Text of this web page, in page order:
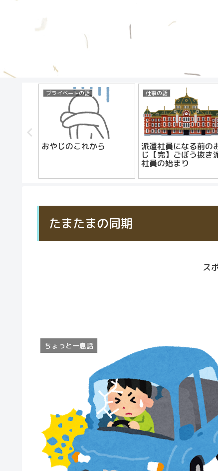
プライベートの話
おやじのこれから
仕事の話
派遣社員になる前の
じ【完】ごぼう抜き
社員の始まり
たまたまの同期
ス
ちょっと一息話